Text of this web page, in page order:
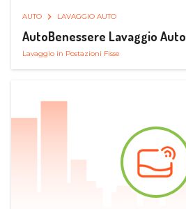
AUTO LAVAGGIO AUTO
AutoBenessere Lavaggio Auto
Lavaggio in Postazioni Fisse